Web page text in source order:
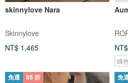
skinnylove Nara
Skinnylove
NT$ 1,465
綠
免運 88 折 免